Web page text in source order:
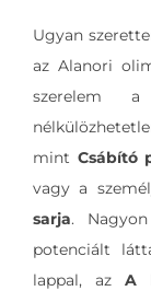
Ugyan
az Alanori
szerelem
mint Csábító
vagy a
sarja.
potenciált
lappal, az A